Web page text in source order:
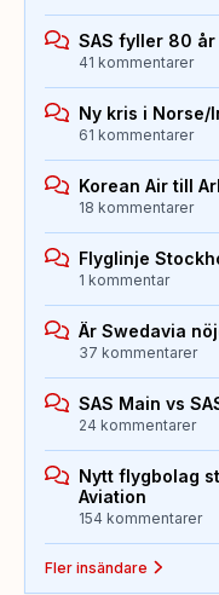
SAS fyller 80
41 kommentarer
Ny kris i Norse/
61 kommentarer
Korean Air till
18 kommentarer
Flyglinje
1 kommentar
Är Swedavia
37 kommentarer
SAS Main vs
24 kommentarer
Nytt flygbolag
Aviation
154 kommentarer
Fler insändare